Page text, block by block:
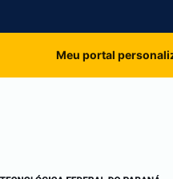
Meu portal